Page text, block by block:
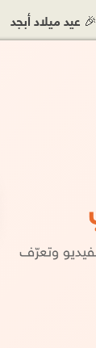
🎉 عيد ميلاد أبجد